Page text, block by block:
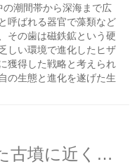
潮間帯から深海まで広
呼ばれる器官で藻類など
その歯は磁鉄鉱という硬
しい環境で進化したヒザ
獲得した戦略と考えられ
の生態と進化を遂げた生
鉄器の製造を行っていた古墳に近くで天然磁石は採掘できるか？